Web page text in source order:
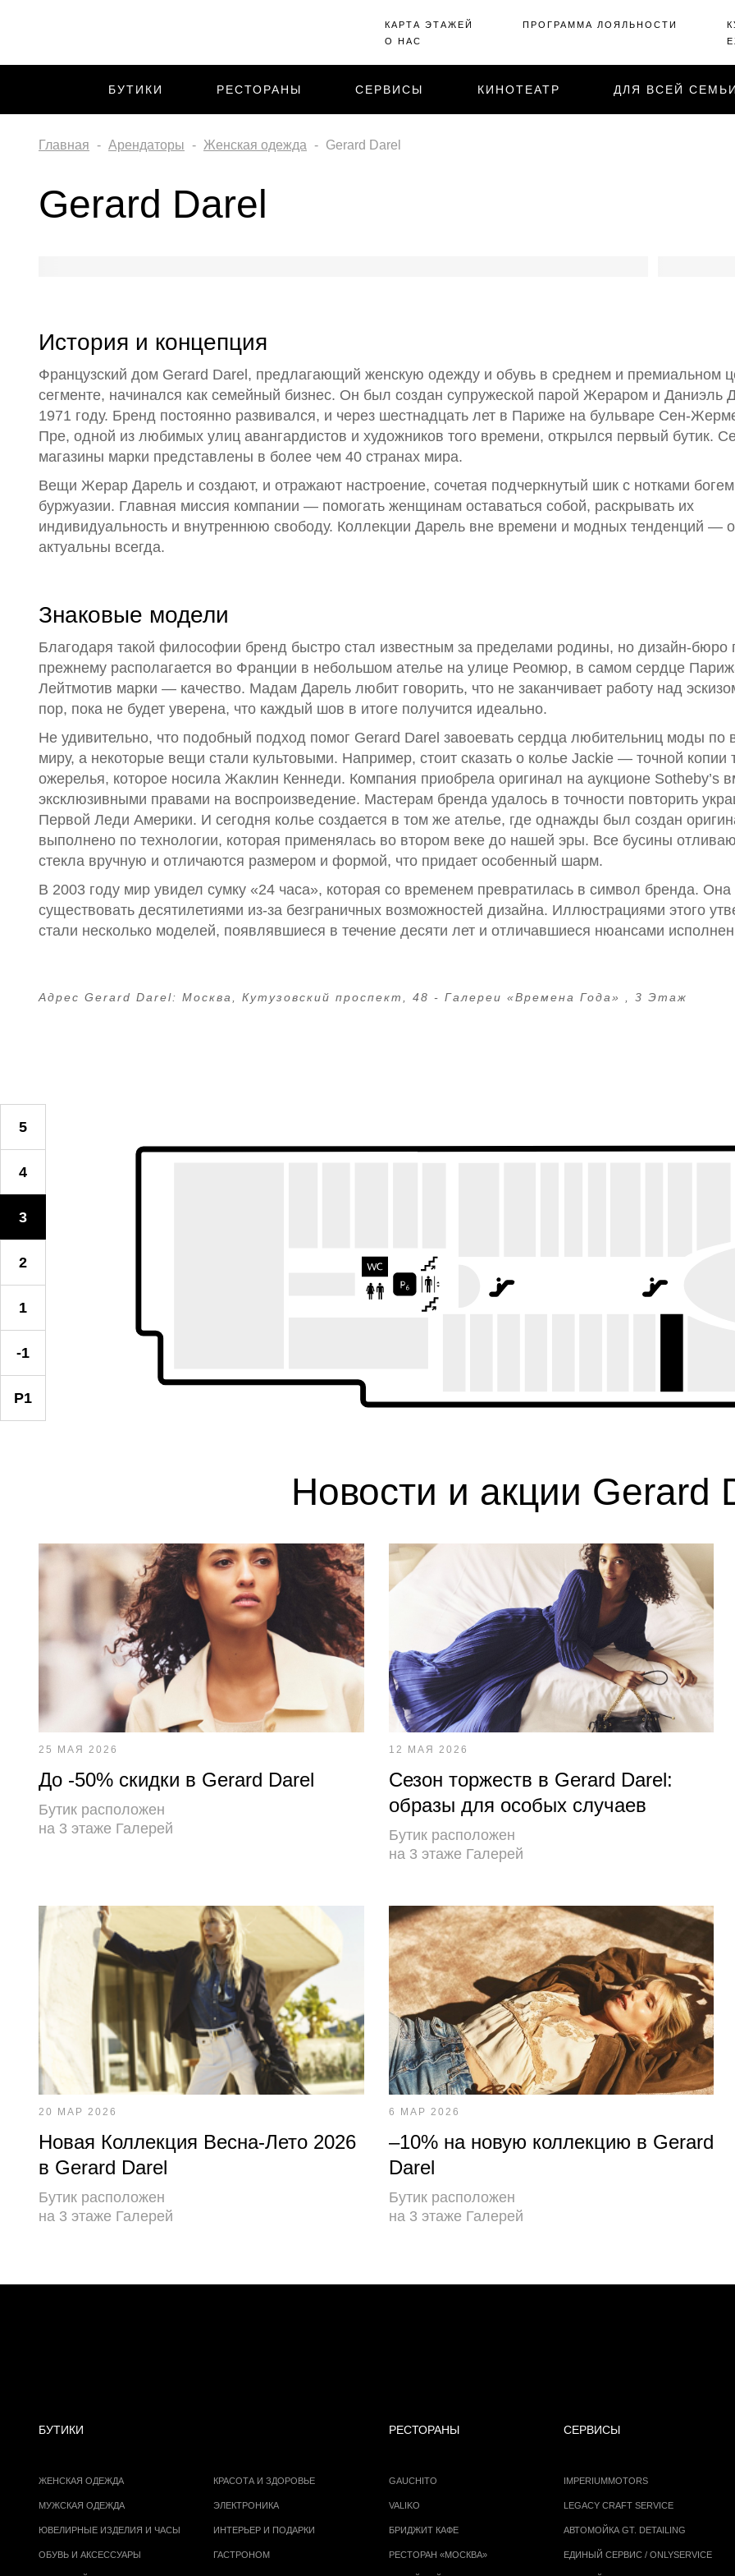
КАРТА ЭТАЖЕЙ
О НАС
ПРОГРАММА ЛОЯЛЬНОСТИ
БУТИКИ РЕСТОРАНЫ СЕРВИСЫ КИНОТЕАТР ДЛЯ ВСЕЙ
Главная Арендаторы Женская одежда Gerard Darel
Gerard Darel
История и концепция
Французский дом Gerard Darel, предлагающий женскую одежду и обувь в среднем и премиальном
сегменте, начинался как семейный бизнес. Он был создан супружеской парой Жераром и Даниэль
1971 году. Бренд постоянно развивался, и через шестнадцать лет в Париже на бульваре Сен-
Пре, одной из любимых улиц авангардистов и художников того времени, открылся первый бутик.
магазины марки представлены в более чем 40 странах мира.
Вещи Жерар Дарель и создают, и отражают настроение, сочетая подчеркнутый шик с нотками
буржуазии. Главная миссия компании — помогать женщинам оставаться собой, раскрывать их
индивидуальность и внутреннюю свободу. Коллекции Дарель вне времени и модных тенденций —
актуальны всегда.
Знаковые модели
Благодаря такой философии бренд быстро стал известным за пределами родины, но дизайн-бюро
прежнему располагается во Франции в небольшом ателье на улице Реомюр, в самом сердце
Лейтмотив марки — качество. Мадам Дарель любит говорить, что не заканчивает работу над
пор, пока не будет уверена, что каждый шов в итоге получится идеально.
Не удивительно, что подобный подход помог Gerard Darel завоевать сердца любительниц моды по
миру, а некоторые вещи стали культовыми. Например, стоит сказать о колье Jackie — точной копии
ожерелья, которое носила Жаклин Кеннеди. Компания приобрела оригинал на аукционе Sotheby’s
эксклюзивными правами на воспроизведение. Мастерам бренда удалось в точности повторить
Первой Леди Америки. И сегодня колье создается в том же ателье, где однажды был создан
выполнено по технологии, которая применялась во втором веке до нашей эры. Все бусины
стекла вручную и отличаются размером и формой, что придает особенный шарм.
В 2003 году мир увидел сумку «24 часа», которая со временем превратилась в символ бренда.
существовать десятилетиями из-за безграничных возможностей дизайна. Иллюстрациями этого
стали несколько моделей, появлявшиеся в течение десяти лет и отличавшиеся нюансами
Адрес Gerard Darel: Москва, Кутузовский проспект, 48 - Галереи «Времена Года» , 3 Этаж
5
4
3
2
1
-1
P1
Новости и акции Gerard
25 МАЯ 2026
До -50% скидки в Gerard Darel
Бутик расположен
на 3 этаже Галерей
12 МАЯ 2026
Сезон торжеств в Gerard Darel:
образы для особых случаев
Бутик расположен
на 3 этаже Галерей
20 МАР 2026
Новая Коллекция Весна-Лето 2026
в Gerard Darel
Бутик расположен
на 3 этаже Галерей
6 МАР 2026
–10% на новую коллекцию в Gerard
Darel
Бутик расположен
на 3 этаже Галерей
БУТИКИ
ЖЕНСКАЯ ОДЕЖДА
МУЖСКАЯ ОДЕЖДА
ЮВЕЛИРНЫЕ ИЗДЕЛИЯ И ЧАСЫ
ОБУВЬ И АКСЕССУАРЫ
КРАСОТА И ЗДОРОВЬЕ
ЭЛЕКТРОНИКА
ИНТЕРЬЕР И ПОДАРКИ
ГАСТРОНОМ
РЕСТОРАНЫ
GAUCHITO
VALIKO
БРИДЖИТ КАФЕ
РЕСТОРАН «МОСКВА»
СЕРВИСЫ
IMPERIUMMOTORS
LEGACY CRAFT SERVICE
АВТОМОЙКА GT. DETAILING
ЕДИНЫЙ СЕРВИС / ONLYSERVICE